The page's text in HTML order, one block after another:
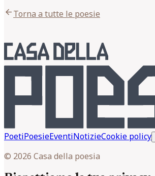
arrow_backTorna a tutte le poesie
PoetiPoesieEventiNotizieCookie policy
© 2026 Casa della poesia